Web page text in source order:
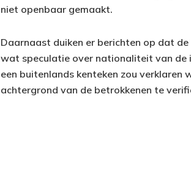
niet openbaar gemaakt.
Daarnaast duiken er berichten op dat
wat speculatie over nationaliteit van de
een buitenlands kenteken zou
achtergrond van de betrokkenen te